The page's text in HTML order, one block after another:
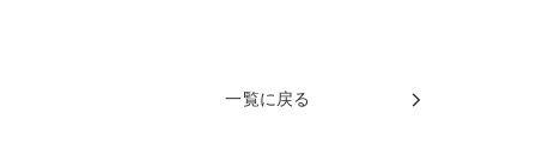
一覧に戻る